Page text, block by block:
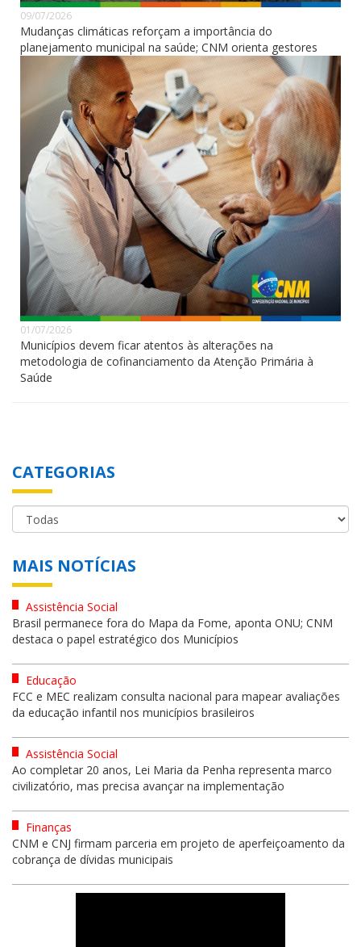
09/07/2026
Mudanças climáticas reforçam a importância do
planejamento municipal na saúde; CNM orienta gestores
01/07/2026
Municípios devem ficar atentos às alterações na
metodologia de cofinanciamento da Atenção Primária à
Saúde
CATEGORIAS
MAIS NOTÍCIAS
Assistência Social
Brasil permanece fora do Mapa da Fome, aponta ONU; CNM
destaca o papel estratégico dos Municípios
Educação
FCC e MEC realizam consulta nacional para mapear avaliações
da educação infantil nos municípios brasileiros
Assistência Social
Ao completar 20 anos, Lei Maria da Penha representa marco
civilizatório, mas precisa avançar na implementação
Finanças
CNM e CNJ firmam parceria em projeto de aperfeiçoamento da
cobrança de dívidas municipais